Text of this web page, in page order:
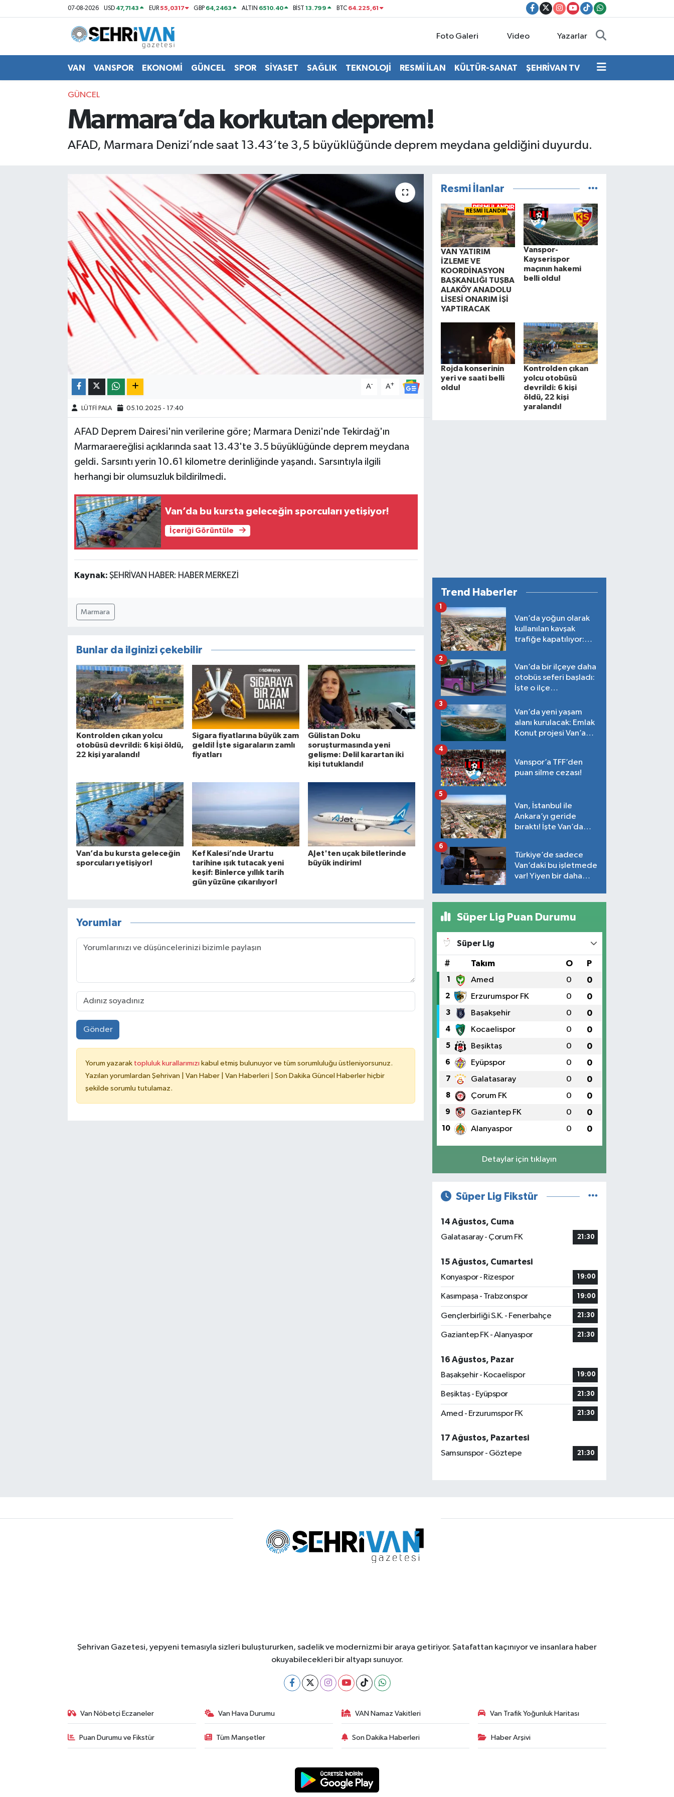
07-08-2026 USD 47,7143 EUR55,0317 GBP 64,2463 ALTIN 6510.40 BİST13.799 BTC 64.225,61
Foto Galeri Video Yazarlar
VAN VANSPOR EKONOMİ GÜNCEL SPOR SİYASET SAĞLIK TEKNOLOJİ RESMİ İLAN KÜLTÜR-SANAT ŞEHRİVAN TV
GÜNCEL
Marmara’da korkutan deprem!
AFAD, Marmara Denizi’nde saat 13.43’te 3,5 büyüklüğünde deprem meydana geldiğini duyurdu.
A- A+
LÜTFİ PALA 05.10.2025 - 17:40
AFAD Deprem Dairesi'nin verilerine göre; Marmara Denizi'nde Tekirdağ'ın
Marmaraereğlisi açıklarında saat 13.43'te 3.5 büyüklüğünde deprem meydana
geldi. Sarsıntı yerin 10.61 kilometre derinliğinde yaşandı. Sarsıntıyla ilgili
herhangi bir olumsuzluk bildirilmedi.
Van’da bu kursta geleceğin sporcuları yetişiyor!
İçeriği Görüntüle
Kaynak: ŞEHRİVAN HABER: HABER MERKEZİ
Marmara
Bunlar da ilginizi çekebilir
Kontrolden çıkan yolcu
otobüsü devrildi: 6 kişi öldü,
22 kişi yaralandı!
Sigara fiyatlarına büyük zam
geldi! İşte sigaraların zamlı
fiyatları
Gülistan Doku
soruşturmasında yeni
gelişme: Delil karartan iki
kişi tutuklandı!
Van’da bu kursta geleceğin
sporcuları yetişiyor!
Kef Kalesi’nde Urartu
tarihine ışık tutacak yeni
keşif: Binlerce yıllık tarih
gün yüzüne çıkarılıyor!
AJet'ten uçak biletlerinde
büyük indirim!
Yorumlar
Gönder
Yorum yazarak topluluk kurallarımızı kabul etmiş bulunuyor ve tüm sorumluluğu üstleniyorsunuz.
Yazılan yorumlardan Şehrivan | Van Haber | Van Haberleri | Son Dakika Güncel Haberler hiçbir
şekilde sorumlu tutulamaz.
Resmi İlanlar
RESMİ İLANDIR
VAN YATIRIM
İZLEME VE
KOORDİNASYON
BAŞKANLIĞI TUŞBA
ALAKÖY ANADOLU
LİSESİ ONARIM İŞİ
YAPTIRACAK
Vanspor-
Kayserispor
maçının hakemi
belli oldu!
Rojda konserinin
yeri ve saati belli
oldu!
Kontrolden çıkan
yolcu otobüsü
devrildi: 6 kişi
öldü, 22 kişi
yaralandı!
Trend Haberler
Van’da yoğun olarak
kullanılan kavşak
trafiğe kapatılıyor:
1
Van’da bir ilçeye daha
otobüs seferi başladı:
İşte o ilçe…
2
Van’da yeni yaşam
alanı kurulacak: Emlak
Konut projesi Van’a
3
Vanspor’a TFF’den
puan silme cezası!
4
Van, İstanbul ile
Ankara’yı geride
bıraktı! İşte Van’da
5
Türkiye’de sadece
Van’daki bu işletmede
var! Yiyen bir daha
6
Süper Lig Puan Durumu
Süper Lig
# Takım O P
1 Amed 0 0
2 Erzurumspor FK 0 0
3 Başakşehir 0 0
4 Kocaelispor 0 0
5 Beşiktaş 0 0
6 Eyüpspor 0 0
7 Galatasaray 0 0
8 Çorum FK 0 0
9 Gaziantep FK 0 0
10 Alanyaspor 0 0
Detaylar için tıklayın
Süper Lig Fikstür
14 Ağustos, Cuma
Galatasaray - Çorum FK
21:30
15 Ağustos, Cumartesi
Konyaspor - Rizespor
19:00
Kasımpaşa - Trabzonspor 19:00
Gençlerbirliği S.K. - Fenerbahçe 21:30
Gaziantep FK - Alanyaspor 21:30
16 Ağustos, Pazar
Başakşehir - Kocaelispor
19:00
Beşiktaş - Eyüpspor 21:30
Amed - Erzurumspor FK 21:30
17 Ağustos, Pazartesi
Samsunspor - Göztepe
21:30
Şehrivan Gazetesi, yepyeni temasıyla sizleri buluştururken, sadelik ve modernizmi bir araya getiriyor. Şatafattan kaçınıyor ve insanlara haber
okuyabilecekleri bir altyapı sunuyor.
Van Nöbetçi Eczaneler Van Hava Durumu VAN Namaz Vakitleri Van Trafik Yoğunluk Haritası
Puan Durumu ve Fikstür Tüm Manşetler Son Dakika Haberleri Haber Arşivi
Van Nöbetçi Eczaneler
Van Hava Durumu
VAN Namaz Vakitleri
Van Trafik Yoğunluk Haritası
Süper Lig Puan Durumu ve Fikstür
Son Dakika Haberleri